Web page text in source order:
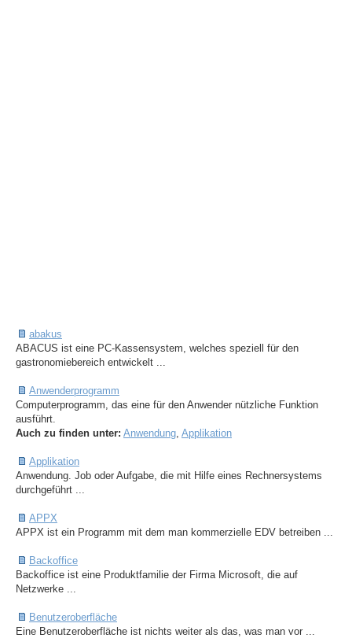
abakus
ABACUS ist eine PC-Kassensystem, welches speziell für den
gastronomiebereich entwickelt ...
Anwenderprogramm
Computerprogramm, das eine für den Anwender nützliche Funktion
ausführt.
Auch zu finden unter: Anwendung, Applikation
Applikation
Anwendung. Job oder Aufgabe, die mit Hilfe eines Rechnersystems
durchgeführt ...
APPX
APPX ist ein Programm mit dem man kommerzielle EDV betreiben ...
Backoffice
Backoffice ist eine Produktfamilie der Firma Microsoft, die auf
Netzwerke ...
Benutzeroberfläche
Eine Benutzeroberfläche ist nichts weiter als das, was man vor ...